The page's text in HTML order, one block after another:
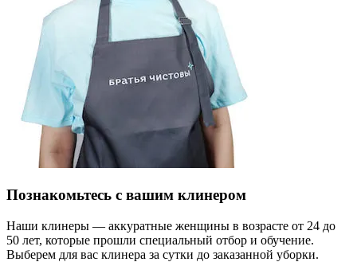
Познакомьтесь с вашим клинером
Наши клинеры — аккуратные женщины в возрасте от 24 до
50 лет, которые прошли специальный отбор и обучение.
Выберем для вас клинера за сутки до заказанной уборки.